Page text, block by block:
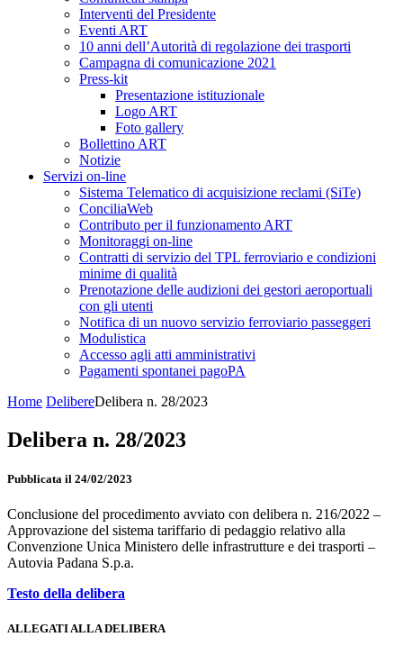
Interventi del Presidente
Eventi ART
10 anni dell’Autorità di regolazione dei trasporti
Campagna di comunicazione 2021
Press-kit
Presentazione istituzionale
Logo ART
Foto gallery
Bollettino ART
Notizie
Servizi on-line
Sistema Telematico di acquisizione reclami (SiTe)
ConciliaWeb
Contributo per il funzionamento ART
Monitoraggi on-line
Contratti di servizio del TPL ferroviario e condizioni
minime di qualità
Prenotazione delle audizioni dei gestori aeroportuali
con gli utenti
Notifica di un nuovo servizio ferroviario passeggeri
Modulistica
Accesso agli atti amministrativi
Pagamenti spontanei pagoPA
Home DelibereDelibera n. 28/2023
Delibera n. 28/2023
Pubblicata il 24/02/2023
Conclusione del procedimento avviato con delibera n. 216/2022 –
Approvazione del sistema tariffario di pedaggio relativo alla
Convenzione Unica Ministero delle infrastrutture e dei trasporti –
Autovia Padana S.p.a.
Testo della delibera
ALLEGATI ALLA DELIBERA